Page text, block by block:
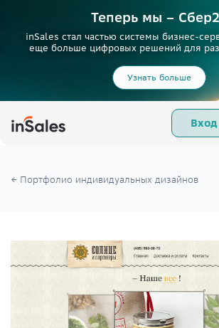
Теперь мы –
inSales стал частью системы бизнес-
еще больше цифровых решений для
Узнать больше
Вход
← Портфолио индивидуальных дизайнов